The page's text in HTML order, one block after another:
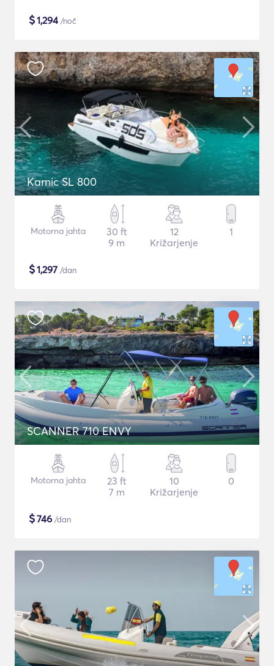
$1,294/noč
Karnic SL 800
Motorna jahta
30 ft
9 m
12
Križarjenje
1
$1,297 /dan
SCANNER 710 ENVY
Motorna jahta
23 ft
7 m
10
Križarjenje
0
$746 /dan